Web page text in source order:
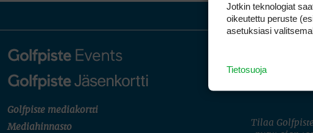
Golfpiste mediakortti
Mediahinnasto
Tilaa
Jotkin teknologiat
oikeutettu peruste
asetuksiasi
Tietosuoja